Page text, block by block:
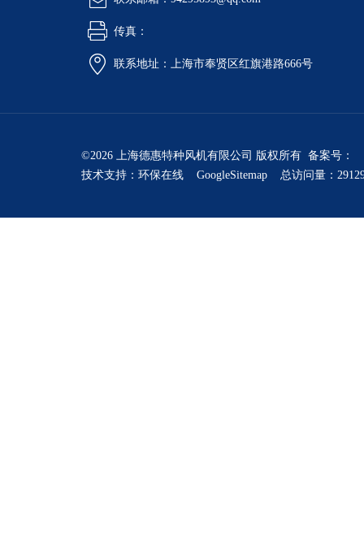
传真：
联系地址：上海市奉贤区红旗港路666号
©2026 上海德惠特种风机有限公司 版权所有 备案号：
技术支持： 环保在线 GoogleSitemap 总访问量：